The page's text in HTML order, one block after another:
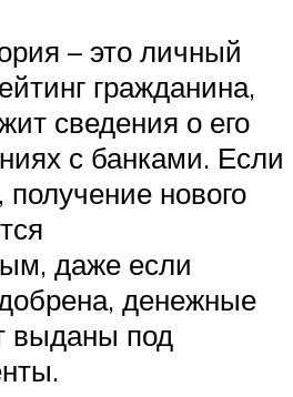
– это личный
гражданина,
сведения о его
с банками. Если
нового
даже если
денежные
выданы под